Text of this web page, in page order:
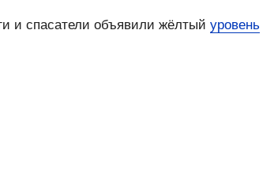
и спасатели объявили жёлтыйуровень